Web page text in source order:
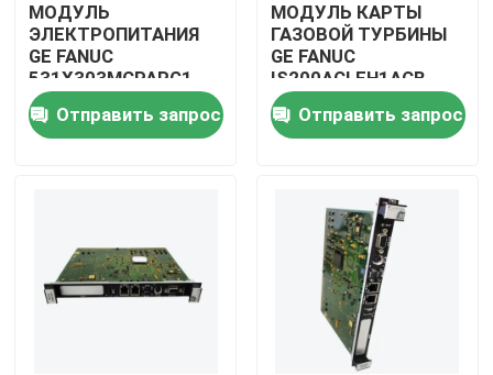
Домой
Видеозаписи
МОДУЛЬ
ЭЛЕКТРОПИТАНИЯ
GE FANUC
531X303MCPARG1
Отправить запрос
МОДУЛЬ КАРТЫ
ГАЗОВОЙ ТУРБИНЫ
GE FANUC
IS200ACLEH1ACB
Отправить запрос